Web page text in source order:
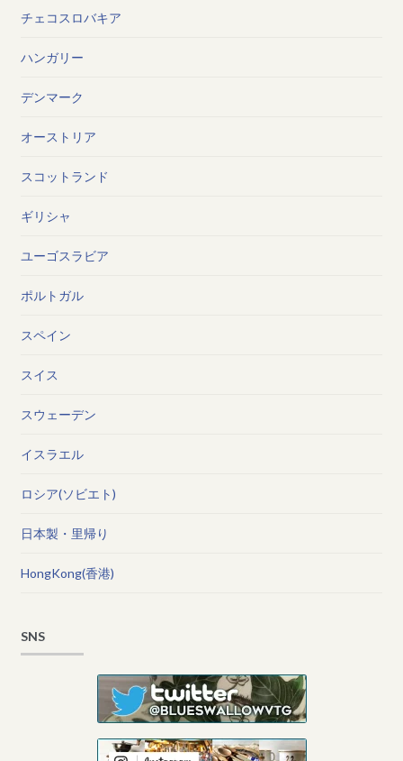
チェコスロバキア
ハンガリー
デンマーク
オーストリア
スコットランド
ギリシャ
ユーゴスラビア
ポルトガル
スペイン
スイス
スウェーデン
イスラエル
ロシア(ソビエト)
日本製・里帰り
HongKong(香港)
SNS